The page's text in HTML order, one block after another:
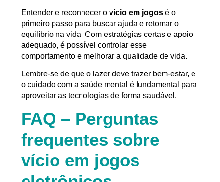
Entender e reconhecer o vício em jogosé o
primeiro passo para buscar ajuda e retomar o
equilíbrio na vida. Com estratégias certas e apoio
adequado, é possível controlar esse
comportamento e melhorar a qualidade de vida.
Lembre-se de que o lazer deve trazer bem-estar, e
o cuidado com a saúde mental é fundamental para
aproveitar as tecnologias de forma saudável.
FAQ – Perguntas
frequentes sobre
vício em jogos